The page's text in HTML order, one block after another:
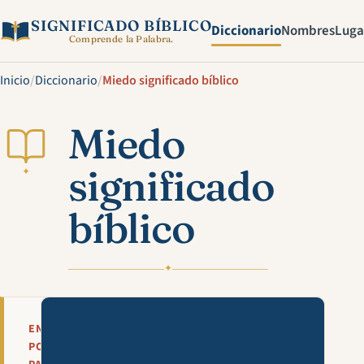
SIGNIFICADO BÍBLICO
Comprende la Palabra. DiccionarioNombres
Inicio/Diccionario/Miedo significado bíblico
✦
Miedo
significado
bíblico
✦
EN
POCAS
Mira esta explicación en